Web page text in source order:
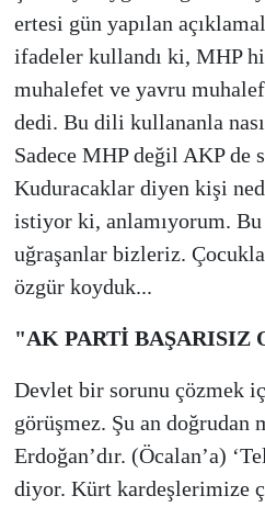
ertesi gün yapılan
ifadeler kullandı ki, MHP
muhalefet ve yavru
dedi. Bu dili kullananla
Sadece MHP değil AKP de
Kuduracaklar diyen kişi
istiyor ki, anlamıyorum.
uğraşanlar bizleriz.
özgür koyduk...
"AK PARTİ BAŞARISIZ
Devlet bir sorunu çözmek
görüşmez. Şu an doğrudan
Erdoğan’dır. (Öcalan’a)
diyor. Kürt kardeşlerimize